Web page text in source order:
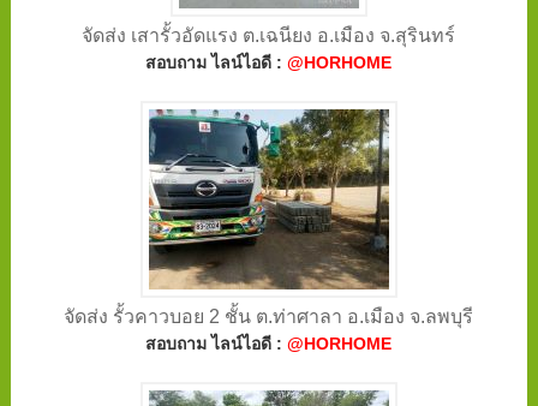
จัดส่ง เสารั้วอัดแรง ต.เฉนียง อ.เมือง จ.สุรินทร์
สอบถาม ไลน์ไอดี :@HORHOME
จัดส่ง รั้วคาวบอย 2 ชั้น ต.ท่าศาลา อ.เมือง จ.ลพบุรี
สอบถาม ไลน์ไอดี :@HORHOME